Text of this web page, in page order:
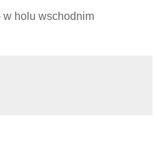
w holu wschodnim